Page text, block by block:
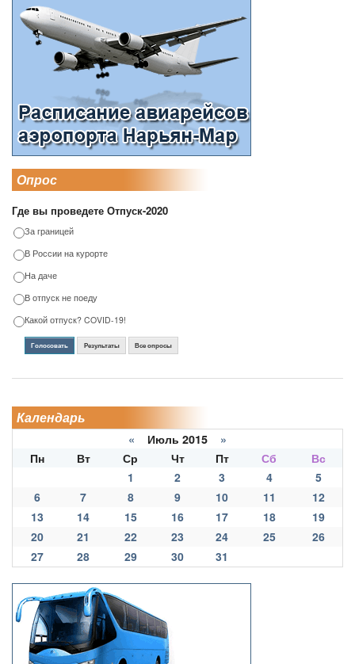
Опрос
Где вы проведете Отпуск-2020
За границей
В России на курорте
На даче
В отпуск не поеду
Какой отпуск? COVID-19!
Голосовать Результаты Все опросы
Календарь
« Июль 2015 »
Пн
Вт Ср Чт Пт Сб
Вс
1
2 3 4
5
6
7 8 9 10 11
12
13
14 15 16 17 18
19
20
21 22 23 24 25
26
27
28 29 30 31